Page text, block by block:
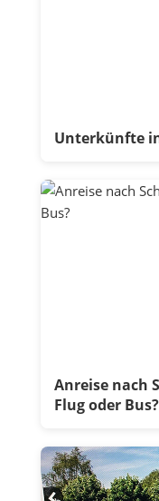
Unterkünfte
Anreise nach
Flug oder Bus?